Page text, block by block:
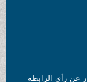
رأي الرابطة